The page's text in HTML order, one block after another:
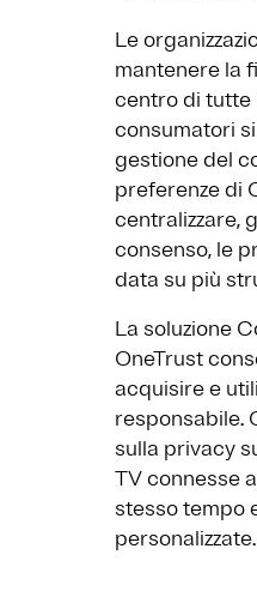
Le
mantenere la
centro di tutte
consumatori
gestione del
preferenze di
centralizzare,
consenso, le
data su più
La soluzione
OneTrust
acquisire e
responsabile.
sulla privacy
TV connesse
stesso tempo
personalizzate.